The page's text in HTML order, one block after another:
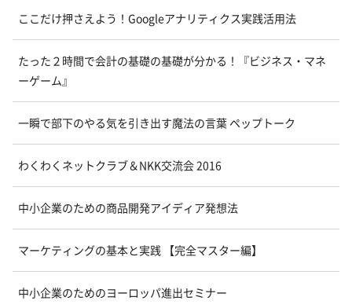
ここだけ押さえよう！Googleアナリティクス実践活用法
たった２時間で会計の基礎の基礎が分かる！『ビジネス・マネ
ーゲーム』
一瞬で部下のやる気を引き出す魔法の言葉 ペップトーク
わくわくネットクラブ＆NKK交流会 2016
中小企業のための商品開発アイディア発想法
マーケティングの基本と実践 【完全マスター編】
中小企業のためのヨーロッパ進出セミナー